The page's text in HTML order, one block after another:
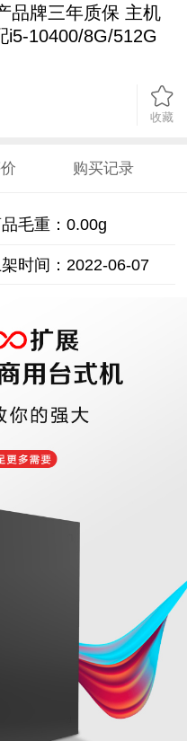
品牌三年质保 主机
i5-10400/8G/512G
收藏
购买记录
毛重： 0.00g
架时间：2022-06-07